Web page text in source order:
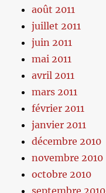
août 2011
juillet 2011
juin 2011
mai 2011
avril 2011
mars 2011
février 2011
janvier 2011
décembre 2010
novembre 2010
octobre 2010
septembre 2010